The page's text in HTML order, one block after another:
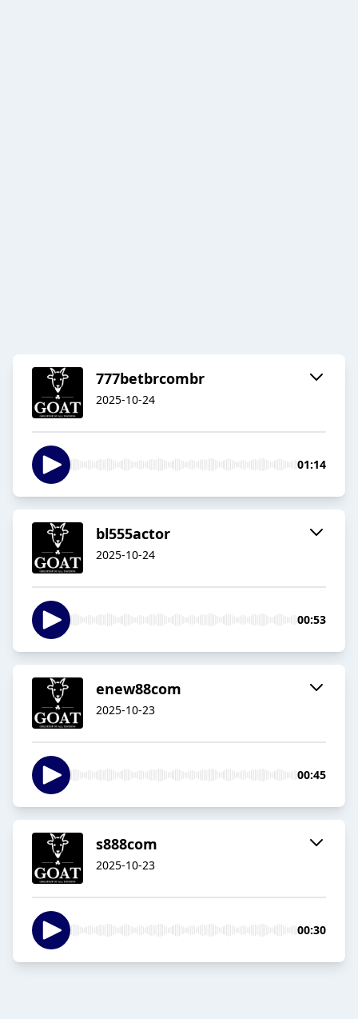
777betbrcombr
2025-10-24
01:14
bl555actor
2025-10-24
00:53
enew88com
2025-10-23
00:45
s888com
2025-10-23
00:30